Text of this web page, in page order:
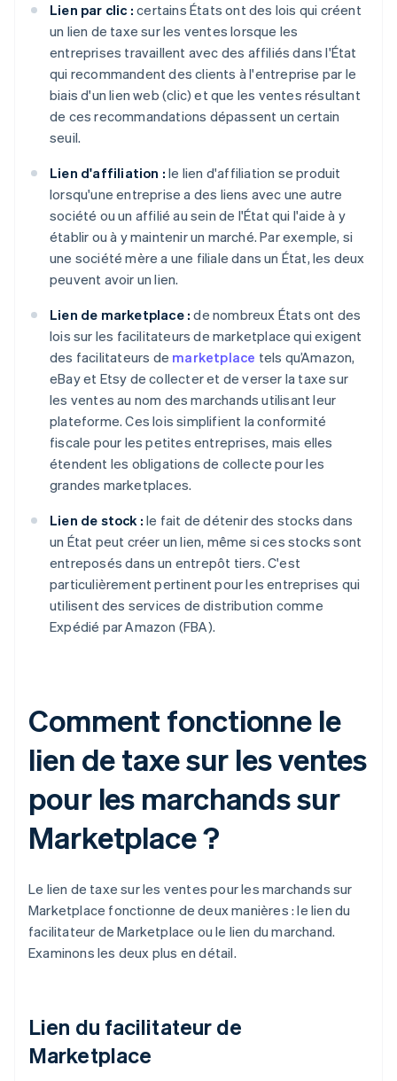
Lien par clic : certains États ont des lois qui créent
un lien de taxe sur les ventes lorsque les
entreprises travaillent avec des affiliés dans l'État
qui recommandent des clients à l'entreprise par le
biais d'un lien web (clic) et que les ventes résultant
de ces recommandations dépassent un certain
seuil.
Lien d'affiliation : le lien d'affiliation se produit
lorsqu'une entreprise a des liens avec une autre
société ou un affilié au sein de l'État qui l'aide à y
établir ou à y maintenir un marché. Par exemple, si
une société mère a une filiale dans un État, les deux
peuvent avoir un lien.
Lien de marketplace : de nombreux États ont des
lois sur les facilitateurs de marketplace qui exigent
des facilitateurs de marketplace tels qu’Amazon,
eBay et Etsy de collecter et de verser la taxe sur
les ventes au nom des marchands utilisant leur
plateforme. Ces lois simplifient la conformité
fiscale pour les petites entreprises, mais elles
étendent les obligations de collecte pour les
grandes marketplaces.
Lien de stock : le fait de détenir des stocks dans
un État peut créer un lien, même si ces stocks sont
entreposés dans un entrepôt tiers. C'est
particulièrement pertinent pour les entreprises qui
utilisent des services de distribution comme
Expédié par Amazon (FBA).
Comment fonctionne le
lien de taxe sur les ventes
pour les marchands sur
Marketplace ?
Le lien de taxe sur les ventes pour les marchands sur
Marketplace fonctionne de deux manières : le lien du
facilitateur de Marketplace ou le lien du marchand.
Examinons les deux plus en détail.
Lien du facilitateur de
Marketplace